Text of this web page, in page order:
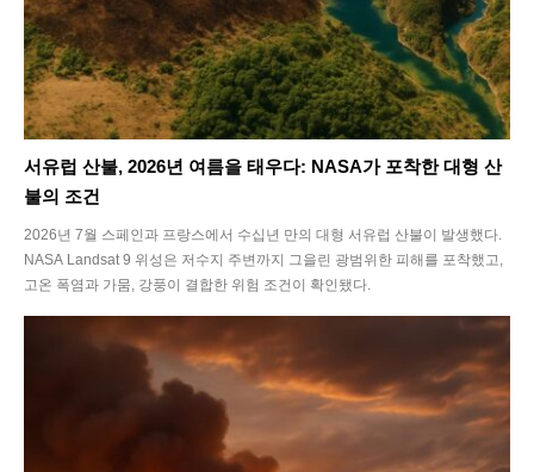
서유럽 산불, 2026년 여름을 태우다: NASA가 포착한 대형 산
불의 조건
2026년 7월 스페인과 프랑스에서 수십년 만의 대형 서유럽 산불이 발생했다.
NASA Landsat 9 위성은 저수지 주변까지 그을린 광범위한 피해를 포착했고,
고온 폭염과 가뭄, 강풍이 결합한 위험 조건이 확인됐다.